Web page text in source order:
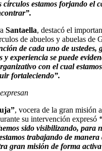
círculos estamos forjando el
Santaella, destacó el
de abuelos y abuelas de
de cada uno de ustedes,
y experiencia se puede
con el cual
fortaleciendo”.
, vocera de la gran misión
su intervención expresó
sido visibilizando, para
trabajando de manera
gran misión de forma